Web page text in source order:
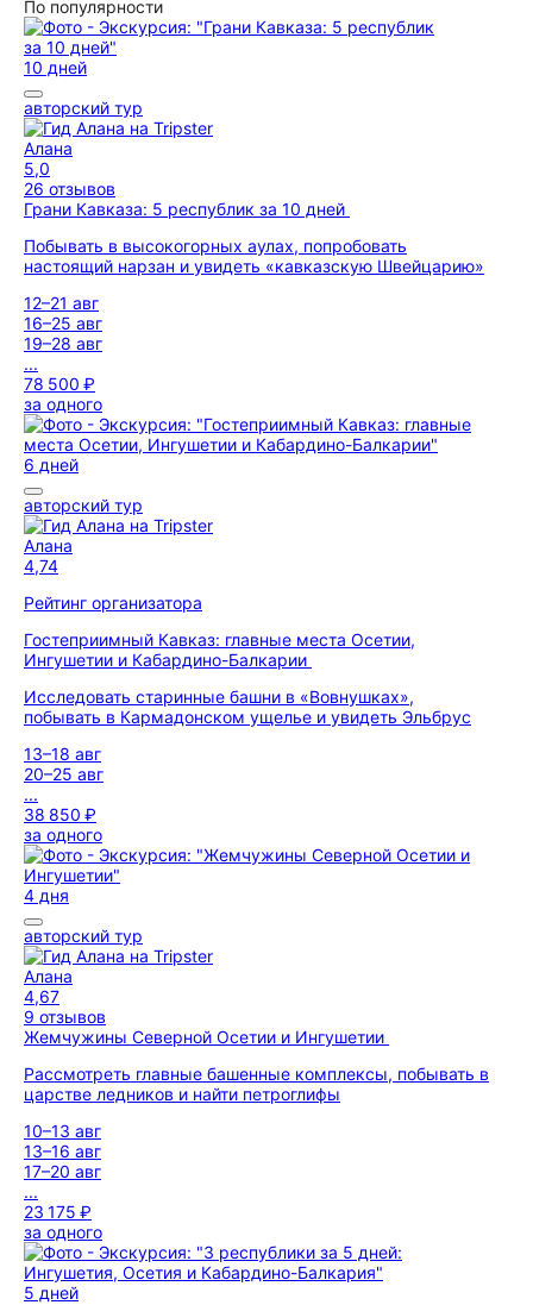
По популярности
10 дней
авторский тур
Алана
5,0
26 отзывов
Грани Кавказа: 5 республик за 10 дней
Побывать в высокогорных аулах, попробовать
настоящий нарзан и увидеть «кавказскую Швейцарию»
12–21 авг
16–25 авг
19–28 авг
...
78 500 ₽
за одного
6 дней
авторский тур
Алана
4,74
Рейтинг организатора
Гостеприимный Кавказ: главные места Осетии,
Ингушетии и Кабардино-Балкарии
Исследовать старинные башни в «Вовнушках»,
побывать в Кармадонском ущелье и увидеть Эльбрус
13–18 авг
20–25 авг
...
38 850 ₽
за одного
4 дня
авторский тур
Алана
4,67
9 отзывов
Жемчужины Северной Осетии и Ингушетии
Рассмотреть главные башенные комплексы, побывать в
царстве ледников и найти петроглифы
10–13 авг
13–16 авг
17–20 авг
...
23 175 ₽
за одного
5 дней